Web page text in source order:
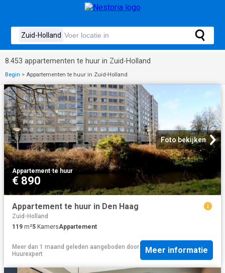
8.453 appartementen te huur in Zuid-Holland
Begin > Appartementen te huur in Zuid-Holland
Foto bekijken
Appartement·te huur
€ 890
Appartement te huur in Den Haag
Zuid-Holland
119 m²5 KamersAppartement
Meer dan 1 maand geleden aangeboden door
Huurexpert
Meer informatie